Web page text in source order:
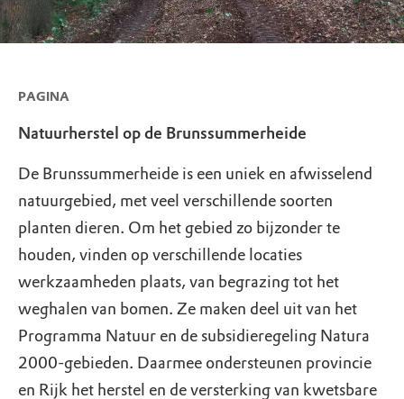
PAGINA
Natuurherstel op de Brunssummerheide
De Brunssummerheide is een uniek en afwisselend
natuurgebied, met veel verschillende soorten
planten dieren. Om het gebied zo bijzonder te
houden, vinden op verschillende locaties
werkzaamheden plaats, van begrazing tot het
weghalen van bomen. Ze maken deel uit van het
Programma Natuur en de subsidieregeling Natura
2000-gebieden. Daarmee ondersteunen provincie
en Rijk het herstel en de versterking van kwetsbare